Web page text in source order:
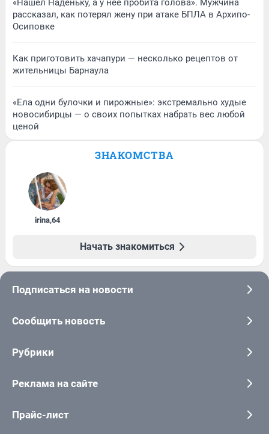
«Нашел Наденьку, а у нее пробита голова». Мужчина
рассказал, как потерял жену при атаке БПЛА в Архипо-
Осиповке
Как приготовить хачапури — несколько рецептов от
жительницы Барнаула
«Ела одни булочки и пирожные»: экстремально худые
новосибирцы — о своих попытках набрать вес любой
ценой
ЗНАКОМСТВА
irina,64
Начать знакомиться
Подписаться на новости
Сообщить новость
Рубрики
Реклама на сайте
Прайс-лист